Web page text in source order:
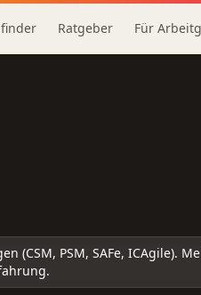
Ratgeber Für
(CSM, PSM, SAFe, ICAgile).